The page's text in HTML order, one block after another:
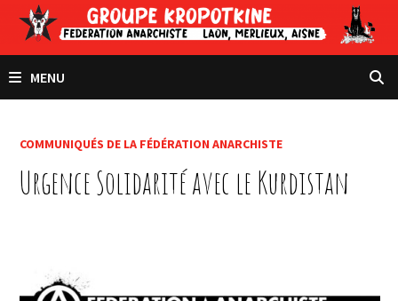
Passer
contenu
MENU
COMMUNIQUÉS DE LA FÉDÉRATION ANARCHISTE
Urgence Solidarité avec le Kurdistan